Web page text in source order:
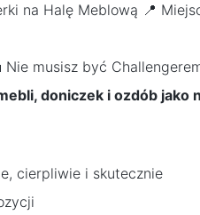
na Halę Meblową 📍
musisz być
doniczek i ozdób jako
cierpliwie i skutecznie